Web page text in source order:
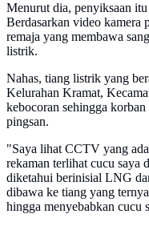
Menurut dia, penyiksaan
Berdasarkan video kamera
remaja yang membawa
listrik.
Nahas, tiang listrik yang
Kelurahan Kramat,
kebocoran sehingga
pingsan.
"Saya lihat CCTV yang
rekaman terlihat cucu saya
diketahui berinisial LNG
dibawa ke tiang yang
hingga menyebabkan cucu